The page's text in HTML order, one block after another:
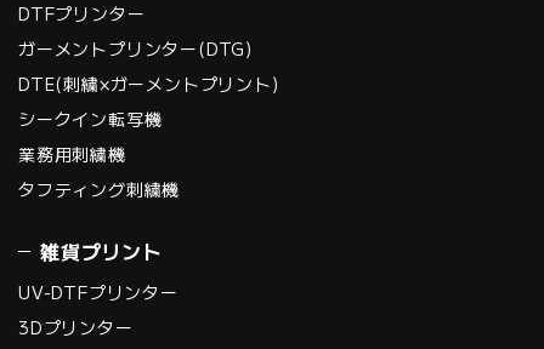
現。極限まで精度を高
めた高剛性ボディと
MUTOH独自のアルミ
レール構造による高い
インク着弾精度で、安
定した高画質印刷を可
DTFプリンター
ガーメントプリンター(DTG)
DTE(刺繍×ガーメントプリント)
シークイン転写機
業務用刺繍機
タフティング刺繍機
雑貨プリント
UV-DTFプリンター
3Dプリンター